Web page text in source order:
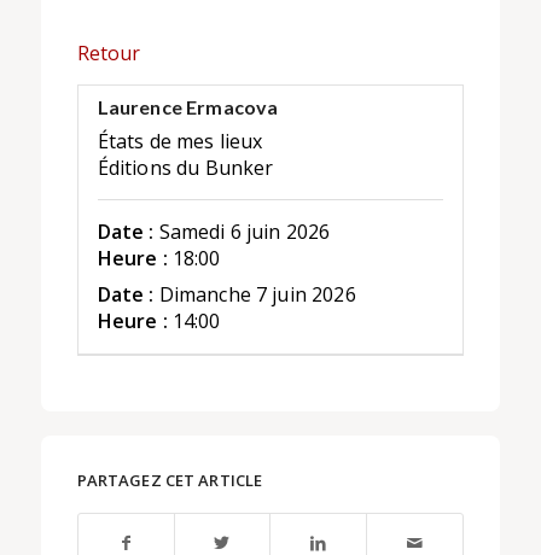
Retour
Laurence Ermacova
États de mes lieux
Éditions du Bunker
Date : Samedi 6 juin 2026
Heure : 18:00
Date : Dimanche 7 juin 2026
Heure : 14:00
PARTAGEZ CET ARTICLE